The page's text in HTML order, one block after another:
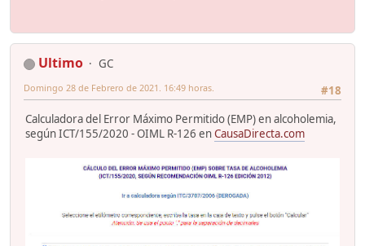
Ultimo
GC
#18
Domingo 28 de Febrero de 2021. 16:49 horas.
Calculadora del Error Máximo Permitido (EMP) en alcoholemia,
según ICT/155/2020 - OIML R-126 enCausaDirecta.com